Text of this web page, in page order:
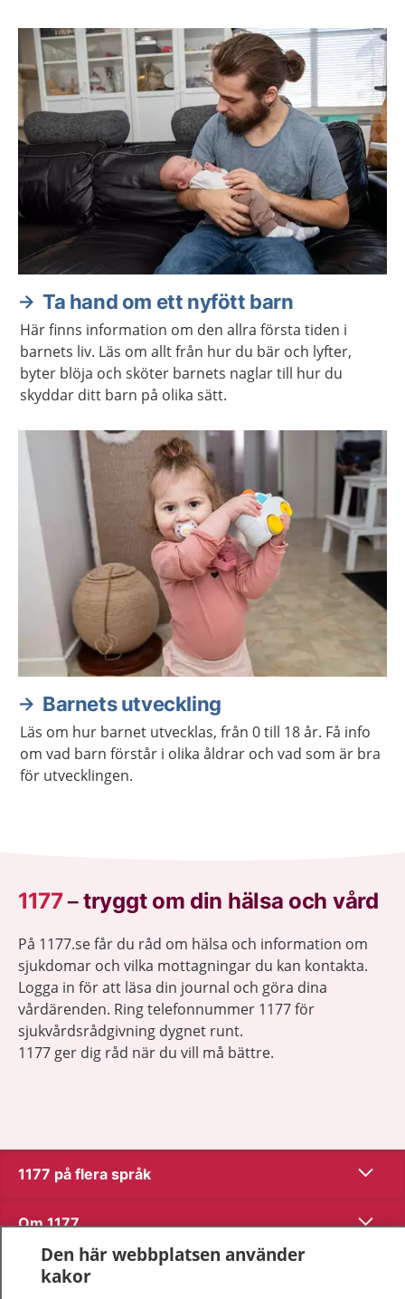
Ta hand om ett nyfött barn
Här finns information om den allra första tiden i
barnets liv. Läs om allt från hur du bär och lyfter,
byter blöja och sköter barnets naglar till hur du
skyddar ditt barn på olika sätt.
Barnets utveckling
Läs om hur barnet utvecklas, från 0 till 18 år. Få info
om vad barn förstår i olika åldrar och vad som är bra
för utvecklingen.
1177–tryggt om din hälsa och vård
På 1177.se får du råd om hälsa och information om
sjukdomar och vilka mottagningar du kan kontakta.
Logga in för att läsa din journal och göra dina
vårdärenden. Ring telefonnummer 1177 för
sjukvårdsrådgivning dygnet runt.
1177 ger dig råd när du vill må bättre.
1177 på flera språk Visa
Om 1177 Visa
Kontakt
Den här webbplatsen använder
kakor